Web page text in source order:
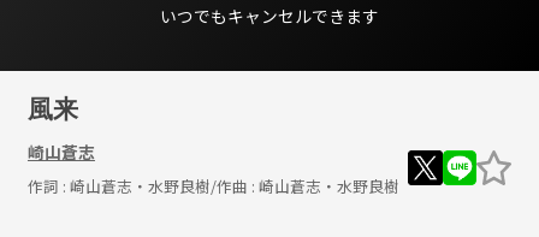
いつでもキャンセルできます
風来
崎山蒼志
作詞 : 崎山蒼志・水野良樹/作曲 : 崎山蒼志・水野良樹